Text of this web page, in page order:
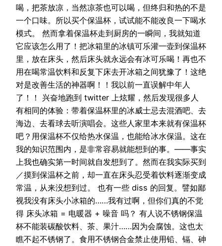
喝，把茶放凉，当然凉茶也可以喝，但终归和热的不是
一个口味。所以买个保温杯，试试能不能改良一下喝水
模式。 然而拿着保温杯走到厨房的一瞬间，我就知道
它应该怎么用了！把冰箱里的冰镇可乐灌一壶到保温杯
里，放在床头，然后床头就永远会有冰可乐喝！再也不
用在喝常温饮料和反复下床去开冰箱之间犹豫了！这绝
对是改善生活的神器啊！！我以前一直误解中年人
了！！ 兴奋地跑到 twitter 上炫耀，然后发现很多人
有相同的体验：带着保温杯里的冰威士忌去混酒吧、去
海边、去看球去听演唱会。这些人家里本来就有保温杯
吧？用保温杯不仅给热水保温，也能给冰水保温。这在
我的知识范围内，是非常容易就能想到的事。——事实
上我也确实第一时间就自发想到了。然而在我实际买到
／摸到保温杯之前，却一直在床头忍受着饮料逐渐变成
常温，从来没想到过。 也有一些 diss 的回复。譬如鄙
视我没有床头小冰箱的……我有过啊，但你们真的不觉
得 床头冰箱 = 电暖器 + 噪音 吗？ 有人说不锈钢保温
杯不能装碳酸饮料、茶、果汁……因为会腐蚀。这也太
瞧不起不锈钢了。食用不锈钢合金禁止使用铅、镉、砷